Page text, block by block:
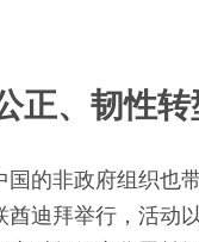
正、韧性
的非政府组织也
迪拜举行，活动